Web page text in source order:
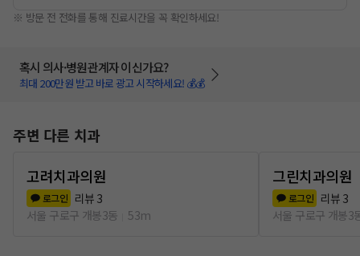
※ 방문 전 전화를 통해 진료시간을 꼭 확인하세요!
혹시 의사·병원관계자 이신가요?
최대 200만원 받고 바로 광고 시작하세요! 💰💰
주변 다른 치과
고려치과의원
로그인 리뷰 3
서울 구로구 개봉3동
53m
그린치과의원
로그인 리뷰 3
서울 구로구 개봉3